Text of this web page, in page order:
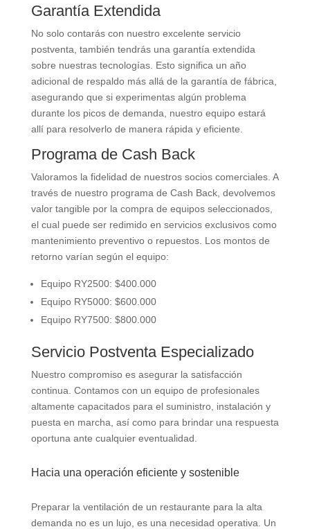
Garantía Extendida
No solo contarás con nuestro excelente servicio
postventa, también tendrás una garantía extendida
sobre nuestras tecnologías. Esto significa un año
adicional de respaldo más allá de la garantía de fábrica,
asegurando que si experimentas algún problema
durante los picos de demanda, nuestro equipo estará
allí para resolverlo de manera rápida y eficiente.
Programa de Cash Back
Valoramos la fidelidad de nuestros socios comerciales. A
través de nuestro programa de Cash Back, devolvemos
valor tangible por la compra de equipos seleccionados,
el cual puede ser redimido en servicios exclusivos como
mantenimiento preventivo o repuestos. Los montos de
retorno varían según el equipo:
Equipo RY2500: $400.000
Equipo RY5000: $600.000
Equipo RY7500: $800.000
Servicio Postventa Especializado
Nuestro compromiso es asegurar la satisfacción
continua. Contamos con un equipo de profesionales
altamente capacitados para el suministro, instalación y
puesta en marcha, así como para brindar una respuesta
oportuna ante cualquier eventualidad.
Hacia una operación eficiente y sostenible
Preparar la ventilación de un restaurante para la alta
demanda no es un lujo, es una necesidad operativa. Un